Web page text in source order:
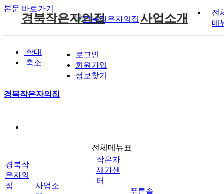
본문 바로가기
확대
축소
로그인
회원가입
정보찾기
경북작은자의집
경북작은자의집
시설소개
재단소개
사업소개
작은자이야기
작은자 프로그램
재가센터 특화프로그램
재가 이용요금 안내
후원과 봉사
자원봉사 안내
참여마당
전
메
전체메뉴표
경북작
은자의
집
사업소
작은자
재가센
터
푸른솔